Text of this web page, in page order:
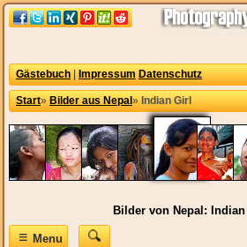
Gästebuch Impressum Datenschutz
Start» Bilder aus Nepal » Indian Girl
Bilder von Nepal: Indian
≡Menu